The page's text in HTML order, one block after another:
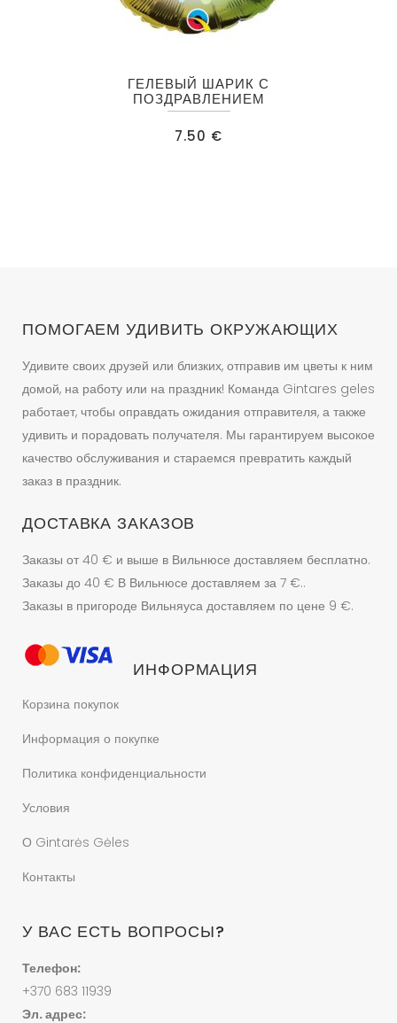
ГЕЛЕВЫЙ ШАРИК С
ПОЗДРАВЛЕНИЕМ
7.50 €
ПОМОГАЕМ УДИВИТЬ ОКРУЖАЮЩИХ
Удивите своих друзей или близких, отправив им цветы к ним
домой, на работу или на праздник! Команда Gintares geles
работает, чтобы оправдать ожидания отправителя, а также
удивить и порадовать получателя. Мы гарантируем высокое
качество обслуживания и стараемся превратить каждый
заказ в праздник.
ДОСТАВКА ЗАКАЗОВ
Заказы от 40 € и выше в Вильнюсе доставляем бесплатно.
Заказы до 40 € В Вильнюсе доставляем за 7 €..
Заказы в пригороде Вильняуса доставляем по цене 9 €.
ИНФОРМАЦИЯ
Корзина покупок
Информация о покупке
Политика конфиденциальности
Условия
О Gintarės Gėles
Контакты
У ВАС ЕСТЬ ВОПРОСЫ?
Телефон:
+370 683 11939
Эл. адрес: